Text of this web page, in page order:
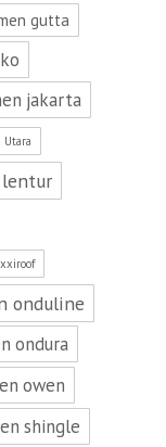
gutta
jakarta
onduline
ondura
owen
shingle